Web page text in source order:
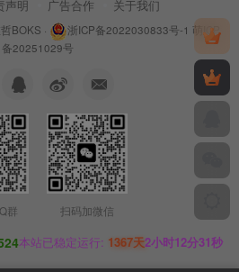
声明 广告合作 关于我们
BOKS · 浙ICP备2022030833号-1 萌ICP
备20251029号
群 扫码加微信
本站已稳定运行: 1367天2小时12分31秒